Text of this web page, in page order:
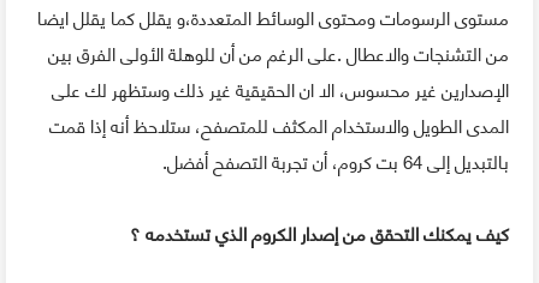
مستوى الرسومات ومحتوى الوسائط المتعددة،و يقلل كما يقلل ايضا
من التشنجات والاعطال .على الرغم من أن للوهلة الأولى الفرق بين
الإصدارين غير محسوس، الا ان الحقيقية غير ذلك وستظهر لك على
المدى الطويل والاستخدام المكثف للمتصفح، ستلاحظ أنه إذا قمت
بالتبديل إلى 64 بت كروم، أن تجربة التصفح أفضل.
كيف يمكنك التحقق من إصدار الكروم الذي تستخدمه ؟